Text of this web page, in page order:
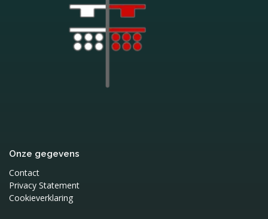
Onze gegevens
Contact
Privacy Statement
Cookieverklaring